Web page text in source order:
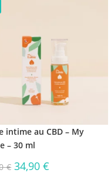
intime au CBD – My
– 30 ml
€ 34,90€